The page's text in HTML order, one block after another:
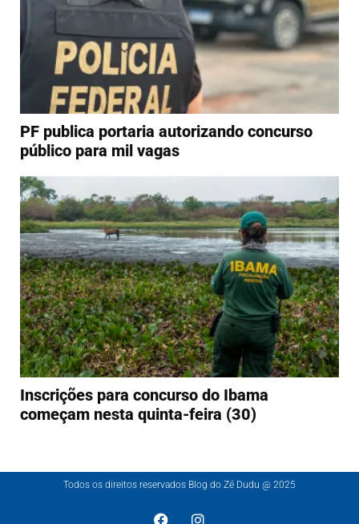
PF publica portaria autorizando concurso
público para mil vagas
Inscrições para concurso do Ibama
começam nesta quinta-feira (30)
Todos os direitos reservados Blog do Zé Dudu @ 2025